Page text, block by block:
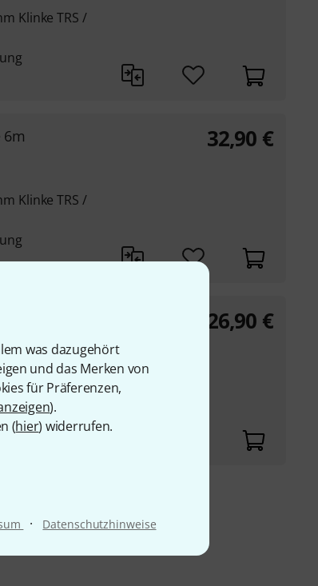
was dazugehört
und das Merken von
für Präferenzen,
).
(hier) widerrufen.
· Datenschutzhinweise
Klinke TRS /
6m
Klinke TRS /
32,90 €
Klinke TRS /
26,90 €